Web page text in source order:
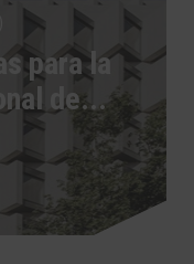
para la
de...